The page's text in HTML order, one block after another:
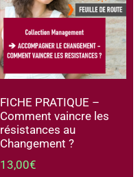
FICHE PRATIQUE –
Comment vaincre les
résistances au
Changement ?
13,00€